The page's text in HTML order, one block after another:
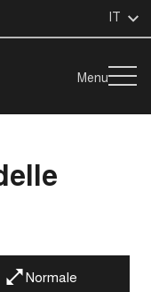
IT
Menu
Normale